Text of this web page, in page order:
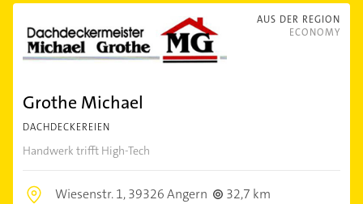
AUS DER REGION
ECONOMY
Grothe Michael
DACHDECKEREIEN
Handwerk trifft High-Tech
Wiesenstr. 1,39326 Angern
32,7 km